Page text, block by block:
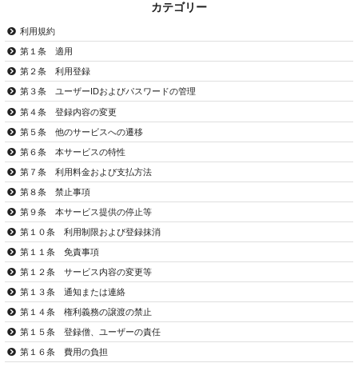
カテゴリー
利用規約
第１条 適用
第２条 利用登録
第３条 ユーザーIDおよびパスワードの管理
第４条 登録内容の変更
第５条 他のサービスへの遷移
第６条 本サービスの特性
第７条 利用料金および支払方法
第８条 禁止事項
第９条 本サービス提供の停止等
第１０条 利用制限および登録抹消
第１１条 免責事項
第１２条 サービス内容の変更等
第１３条 通知または連絡
第１４条 権利義務の譲渡の禁止
第１５条 登録僧、ユーザーの責任
第１６条 費用の負担